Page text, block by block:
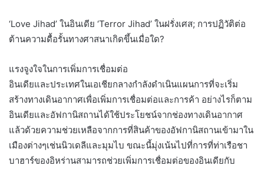
‘Love Jihad’ ในอินเดีย ‘Terror Jihad’ ในฝรั่งเศส; การปฏิวัติต่อ
ต้านความดื้อรั้นทางศาสนาเกิดขึ้นเมื่อใด?
แรงจูงใจในการเพิ่มการเชื่อมต่อ
อินเดียและประเทศในเอเชียกลางกำลังดำเนินแผนการที่จะเริ่ม
สร้างทางเดินอากาศเพื่อเพิ่มการเชื่อมต่อและการค้า อย่างไรก็ตาม
อินเดียและอัฟกานิสถานได้ใช้ประโยชน์จากช่องทางเดินอากาศ
แล้วด้วยความช่วยเหลือจากการที่สินค้าของอัฟกานิสถานเข้ามาใน
เมืองต่างๆเช่นนิวเดลีและมุมไบ ขณะนี้มุ่งเน้นไปที่การที่ท่าเรือชา
บาฮาร์ของอิหร่านสามารถช่วยเพิ่มการเชื่อมต่อของอินเดียกับ